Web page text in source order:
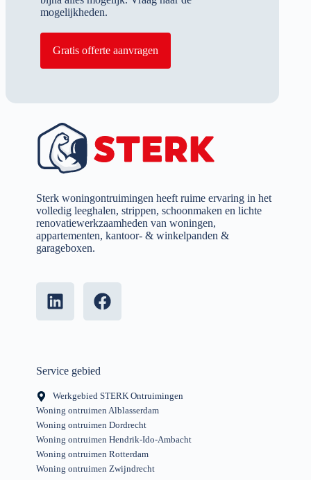
mogelijkheden.
Gratis offerte aanvragen
Sterk woningontruimingen heeft ruime ervaring in het
volledig leeghalen, strippen, schoonmaken en lichte
renovatiewerkzaamheden van woningen,
appartementen, kantoor- & winkelpanden &
garageboxen.
Service gebied
Werkgebied STERK Ontruimingen
Woning ontruimen Alblasserdam
Woning ontruimen Dordrecht
Woning ontruimen Hendrik-Ido-Ambacht
Woning ontruimen Rotterdam
Woning ontruimen Zwijndrecht